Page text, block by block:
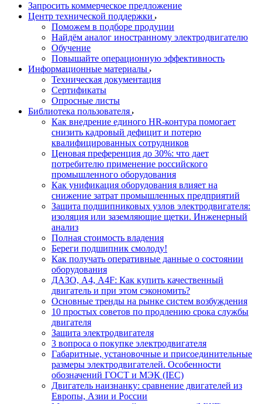
Запросить коммерческое предложение
Центр технической поддержки
Поможем в подборе продуции
Найдём аналог иностранному электродвигателю
Обучение
Повышайте операционную эффективность
Информационные материалы
Техническая документация
Сертификаты
Опросные листы
Библиотека пользователя
Как внедрение единого HR-контура помогает
снизить кадровый дефицит и потерю
квалифицированных сотрудников
Ценовая преференция до 30%: что дает
потребителю применение российского
промышленного оборудования
Как унификация оборудования влияет на
снижение затрат промышленных предприятий
Защита подшипниковых узлов электродвигателя:
изоляция или заземляющие щетки. Инженерный
анализ
Полная стоимость владения
Береги подшипник смолоду!
Как получать оперативные данные о состоянии
оборудования
ДАЗО, А4, А4F: Как купить качественный
двигатель и при этом сэкономить?
Основные тренды на рынке систем возбуждения
10 простых советов по продлению срока службы
двигателя
Защита электродвигателя
3 вопроса о покупке электродвигателя
Габаритные, установочные и присоединительные
размеры электродвигателей. Особенности
обозначений ГОСТ и МЭК (IEC)
Двигатель наизнанку: сравнение двигателей из
Европы, Азии и России